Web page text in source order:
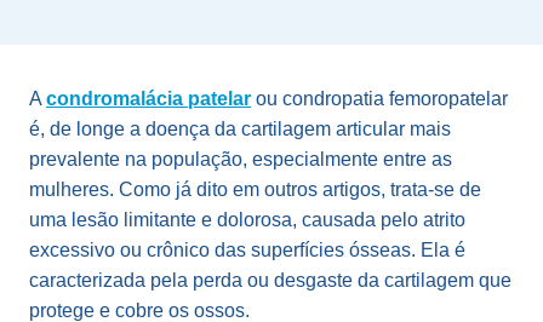
A condromalácia patelar ou condropatia femoropatelar
é, de longe a doença da cartilagem articular mais
prevalente na população, especialmente entre as
mulheres. Como já dito em outros artigos, trata-se de
uma lesão limitante e dolorosa, causada pelo atrito
excessivo ou crônico das superfícies ósseas. Ela é
caracterizada pela perda ou desgaste da cartilagem que
protege e cobre os ossos.